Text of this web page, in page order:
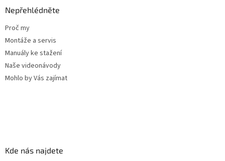
Nepřehlédněte
Proč my
Montáže a servis
Manuály ke stažení
Naše videonávody
Mohlo by Vás zajímat
Kde nás najdete